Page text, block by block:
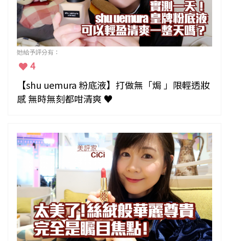
她給予評分有：
4
【shu uemura 粉底液】打做無「焗 」限輕透妝
感 無時無刻都咁清爽 ♥